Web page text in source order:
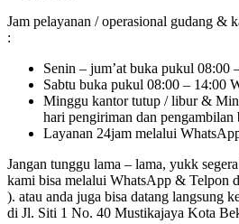
Jam pelayanan / operasional gudang &
:
Senin – jum’at buka pukul 08:00
Sabtu buka pukul 08:00 – 14:00
Minggu kantor tutup / libur &
hari pengiriman dan pengambilan
Layanan 24jam melalui
Jangan tunggu lama – lama, yukk
kami bisa melalui WhatsApp & Telpon
). atau anda juga bisa datang langsung
di Jl. Siti 1 No. 40 Mustikajaya Kota